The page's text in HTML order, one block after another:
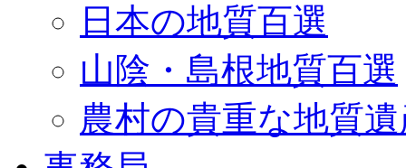
日本の地質百選
山陰・島根地質百選
農村の貴重な地質